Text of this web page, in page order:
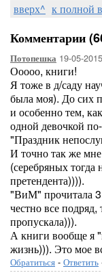
вверх^ к полной
Комментарии
Потопешка 19-05-
Ооооо, книги!
Я тоже в д/саду
была моя). До сих
и особенно тем,
одной девочкой
"Праздник
И точно так же
(серебряных
претендента)))).
"ВиМ" прочитала
честно все
пропускала))).
А книги вообще я
жизнь))). Это мое
Обратиться - Ответить